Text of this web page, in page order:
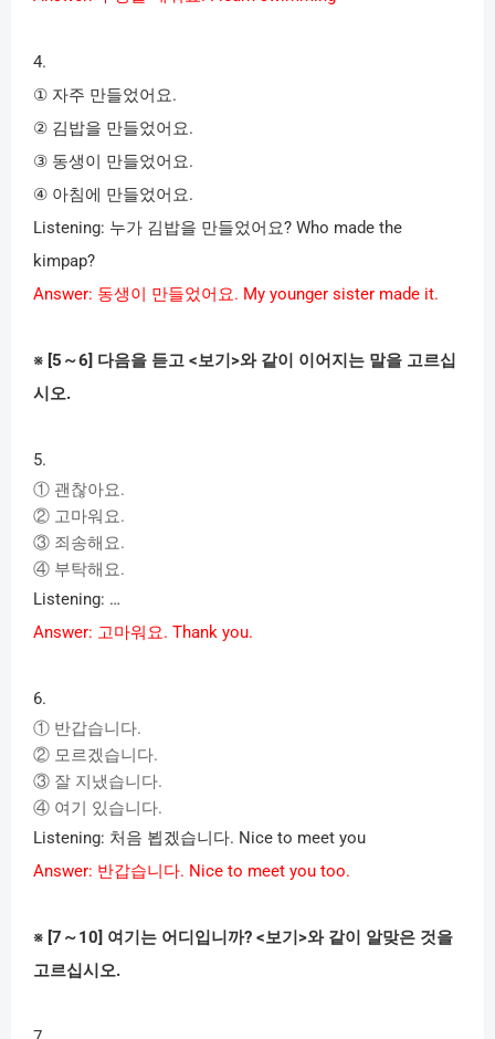
4.
① 자주 만들었어요.
② 김밥을 만들었어요.
③ 동생이 만들었어요.
④ 아침에 만들었어요.
Listening: 누가 김밥을 만들었어요? Who made the
kimpap?
Answer: 동생이 만들었어요. My younger sister made it.
※ [5 ～6] 다음을 듣고 <보기>와 같이 이어지는 말을 고르십
시오.
5.
① 괜찮아요.
② 고마워요.
③ 죄송해요.
④ 부탁해요.
Listening: …
Answer: 고마워요. Thank you.
6.
① 반갑습니다.
② 모르겠습니다.
③ 잘 지냈습니다.
④ 여기 있습니다.
Listening: 처음 뵙겠습니다. Nice to meet you
Answer: 반갑습니다. Nice to meet you too.
※ [7 ～10] 여기는 어디입니까? <보기>와 같이 알맞은 것을
고르십시오.